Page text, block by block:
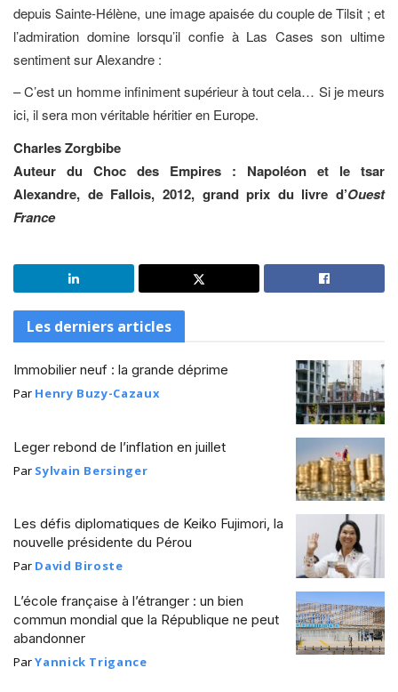
depuis Sainte-Hélène, une image apaisée du couple de Tilsit ; et
l’admiration domine lorsqu’il confie à Las Cases son ultime
sentiment sur Alexandre :
– C’est un homme infiniment supérieur à tout cela… Si je meurs
ici, il sera mon véritable héritier en Europe.
Charles Zorgbibe
Auteur du Choc des Empires : Napoléon et le tsar
Alexandre, de Fallois, 2012, grand prix du livre d’Ouest
France
Les derniers articles
Immobilier neuf : la grande déprime
Par Henry Buzy-Cazaux
Leger rebond de l’inflation en juillet
Par Sylvain Bersinger
Les défis diplomatiques de Keiko Fujimori, la
nouvelle présidente du Pérou
Par David Biroste
L’école française à l’étranger : un bien
commun mondial que la République ne peut
abandonner
ParYannick Trigance